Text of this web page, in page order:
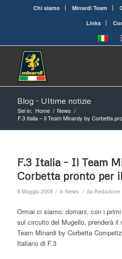
Chi siamo Minardi Team
Links
Blog - Ultime notizie
Sei in: Home / News /
F.3 Italia – Il Team Minardy by Corbetta
F.3 Italia – Il Team
Corbetta pronto per
8 Maggio 2008 / in News / da Redazione
Ormai ci siamo: domani, con i
sul circuito del Mugello, prenderà il
Team Minardi by Corbetta
Italiano di F.3